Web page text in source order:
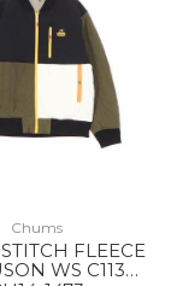
Chums
FLEECE
WS C113